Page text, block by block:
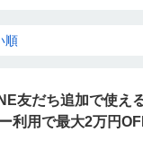
順
友だち追加で使え
利用で最大2万円